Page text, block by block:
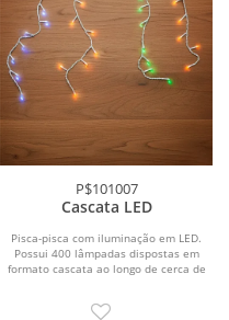
P$101007
Cascata LED
Pisca-pisca com iluminação em LED.
Possui 400 lâmpadas dispostas em
formato cascata ao longo de cerca de